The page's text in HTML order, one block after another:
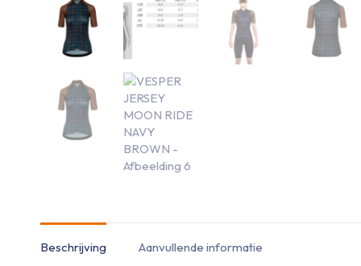
Beschrijving Aanvullende informatie